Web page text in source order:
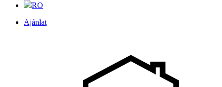
RO
Ajánlat